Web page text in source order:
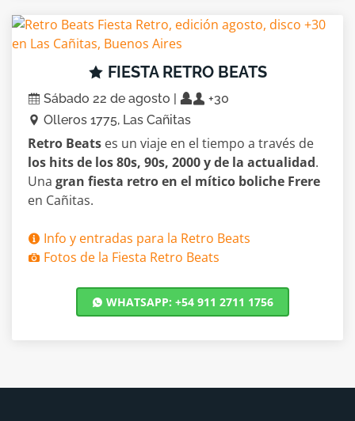
FIESTA RETRO BEATS
Sábado 22 de agosto |
+30
Olleros 1775, Las Cañitas
Retro Beats es un viaje en el tiempo a través de
los hits de los 80s, 90s, 2000 y de la actualidad.
Una gran fiesta retro en el mítico boliche Frere
en Cañitas.
Info y entradas para la Retro Beats
Fotos de la Fiesta Retro Beats
WHATSAPP: +54 911 2711 1756